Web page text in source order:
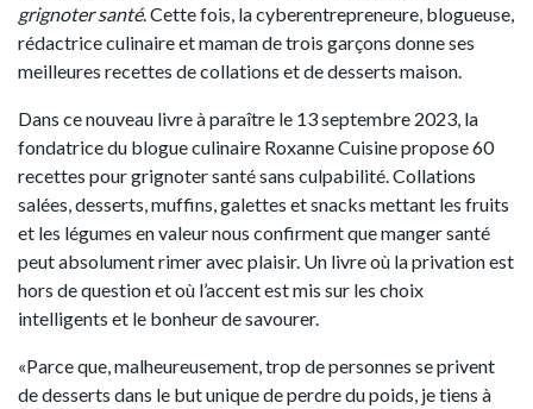
grignoter santé. Cette fois, la cyberentrepreneure, blogueuse,
rédactrice culinaire et maman de trois garçons donne ses
meilleures recettes de collations et de desserts maison.
Dans ce nouveau livre à paraître le 13 septembre 2023, la
fondatrice du blogue culinaire Roxanne Cuisine propose 60
recettes pour grignoter santé sans culpabilité. Collations
salées, desserts, muffins, galettes et snacks mettant les fruits
et les légumes en valeur nous confirment que manger santé
peut absolument rimer avec plaisir. Un livre où la privation est
hors de question et où l’accent est mis sur les choix
intelligents et le bonheur de savourer.
«Parce que, malheureusement, trop de personnes se privent
de desserts dans le but unique de perdre du poids, je tiens à